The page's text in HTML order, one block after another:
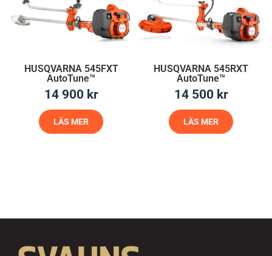
HUSQVARNA 545FXT
AutoTune™
14 900 kr
LÄS MER
HUSQVARNA 545RXT
AutoTune™
14 500 kr
LÄS MER